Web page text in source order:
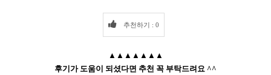
추천하기 : 0
▲▲▲▲▲▲▲
후기가 도움이 되셨다면 추천 꼭 부탁드려요 ^^